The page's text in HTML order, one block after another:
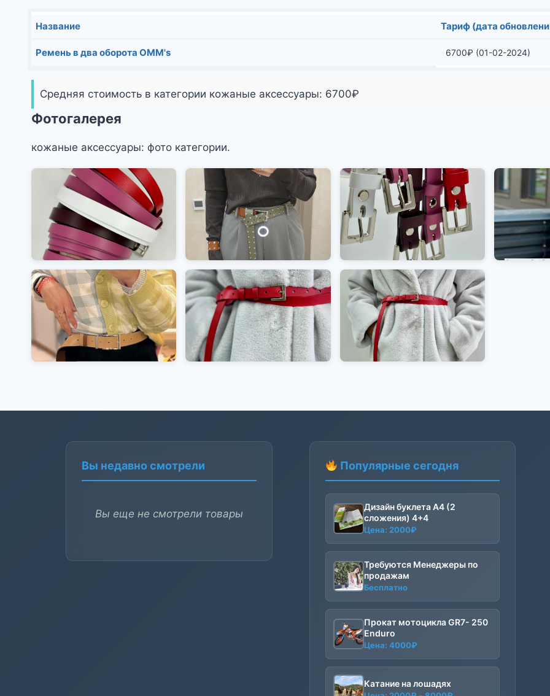
Название Тариф (дата
Ремень в два оборота OMM's 6700₽ (01-02-2024)
Средняя стоимость в категории кожаные аксессуары: 6700₽
Фотогалерея
кожаные аксессуары: фото категории.
Вы недавно смотрели
Вы еще не смотрели товары
Популярные сегодня
Дизайн буклета А4 (2
сложения) 4+4
Цена: 2000₽
Требуются Менеджеры по
продажам
Бесплатно
Прокат мотоцикла GR7- 250
Enduro
Цена: 4000₽
Катание на лошадях